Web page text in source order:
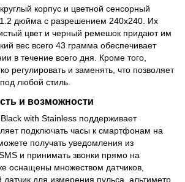
корпус и цветной сенсорный
дюйма с разрешением 240x240. Их
цвет и черный ремешок придают им
вес всего 43 грамма обеспечивает
в течение всего дня. Кроме того,
регулировать и заменять, что позволяет
любой стиль.
и возможности
with Stainless поддерживает
подключать часы к смартфонам на
получать уведомления из
и принимать звонки прямо на
оснащены множеством датчиков,
датчик для измерения пульса, альтиметр